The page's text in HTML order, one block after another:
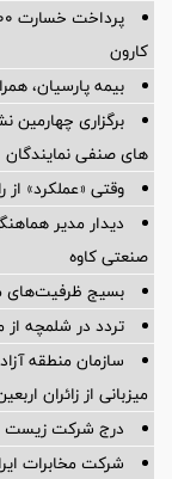
کارون
بیمه پارسیان،
برگزاری
های صنفی نمایندگان
وقتی «عملکرد» از
دیدار مدیر
صنعتی کاوه
بسیج ظرفیت‌های
تردد در شلمچه
سازمان منطقه
میزبانی از زائران
درج شرکت زیست
شرکت مخابرات ایران